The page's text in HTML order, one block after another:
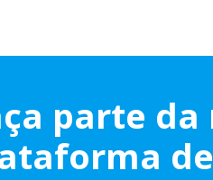
parte